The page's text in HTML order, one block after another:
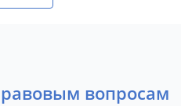
вопросам